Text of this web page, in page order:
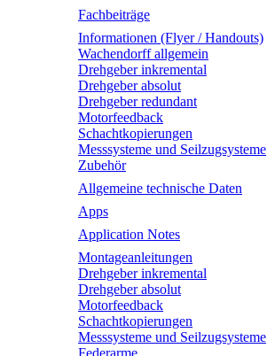
Fachbeiträge
Informationen (Flyer / Handouts)
Wachendorff allgemein
Drehgeber inkremental
Drehgeber absolut
Drehgeber redundant
Motorfeedback
Schachtkopierungen
Messsysteme und Seilzugsysteme
Zubehör
Allgemeine technische Daten
Apps
Application Notes
Montageanleitungen
Drehgeber inkremental
Drehgeber absolut
Motorfeedback
Schachtkopierungen
Messsysteme und Seilzugsysteme
Federarme